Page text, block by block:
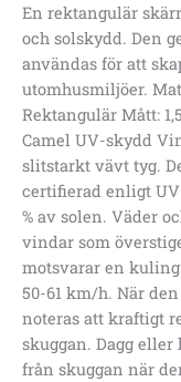
En rektangulär
och solskydd. Den
användas för att
utomhusmiljöer.
Rektangulär Mått:
Camel UV-skydd
slitstarkt vävt tyg.
certifierad enligt
% av solen. Väder
vindar som
motsvarar en kuling
50-61 km/h. När
noteras att kraftigt
skuggan. Dagg
från skuggan när